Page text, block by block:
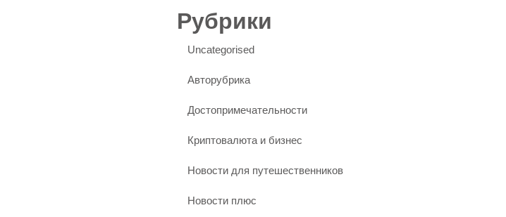
Рубрики
Uncategorised
Авторубрика
Достопримечательности
Криптовалюта и бизнес
Новости для путешественников
Новости плюс